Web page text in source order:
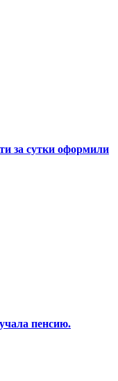
за сутки оформили
пенсию.